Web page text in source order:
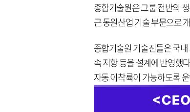
종합기술원은 그룹 전반의
근 동원산업 기술 부문으로
종합기술원 기술진들은 국
속 저항 등을 설계에 반영했
자동 이착륙이 가능하도록